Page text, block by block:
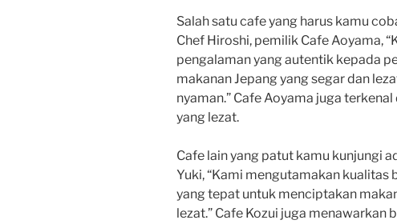
Salah satu cafe yang harus kamu
Chef Hiroshi, pemilik Cafe Aoyama,
pengalaman yang autentik kepada
makanan Jepang yang segar dan
nyaman.” Cafe Aoyama juga
yang lezat.
Cafe lain yang patut kamu kunjungi
Yuki, “Kami mengutamakan kualitas
yang tepat untuk menciptakan
lezat.” Cafe Kozui juga menawarkan